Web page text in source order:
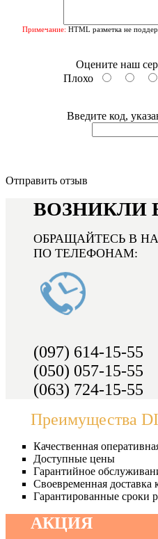
Примечание: HTML разметка не
Оцените наш
Плохо
Введите код,
Отправить отзыв
ВОЗНИКЛИ
ОБРАЩАЙТЕСЬ В
ПО ТЕЛЕФОНАМ:
(097) 614-15-55
(050) 057-15-55
(063) 724-15-55
Преимущества
Качественная
Доступные цены
Гарантийное
Своевременная
Гарантированные сроки
АКЦИЯ